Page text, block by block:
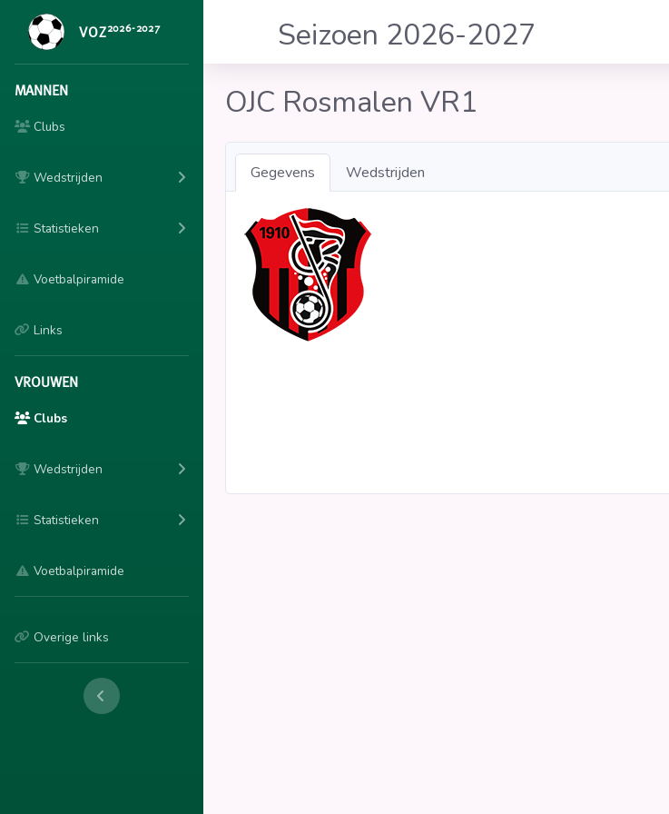
VOZ2026-2027
MANNEN
Clubs
Wedstrijden
Statistieken
Voetbalpiramide
Links
VROUWEN
Clubs
Wedstrijden
Statistieken
Voetbalpiramide
Overige links
Seizoen 2026-2027
OJC Rosmalen VR1
Gegevens Wedstrijden